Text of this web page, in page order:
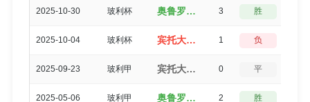
2025-10-30 玻利杯 奥鲁罗（3-0）宾托大学生 3 胜
2025-10-04 玻利杯 宾托大学生（1-2）奥鲁罗 1 负
2025-09-23 玻利甲 宾托大学生（2-2）奥鲁罗 0 平
2025-05-06 玻利甲 奥鲁罗（2-0）宾托大学生 2 胜